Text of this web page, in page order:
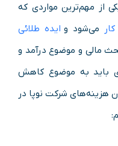
از مهم‌ترین مواردی که
می‌شود و ایده طلائی
مالی و موضوع درآمد و
باید به موضوع کاهش
هزینه‌های شرکت نوپا در